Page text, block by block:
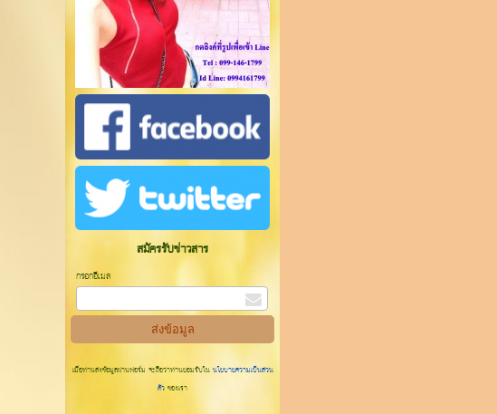
สมัครรับข่าวสาร
กรอกอีเมล
เมื่อท่านส่งข้อมูลผ่านฟอร์ม จะถือว่าท่านยอมรับในนโยบายความเป็นส่วน
ตัวของเรา